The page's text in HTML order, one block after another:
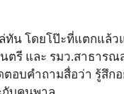
ทัน โดยโป๊ะที่แตกแล้
ตรี และ รมว.สาธาร
อบคำถามสื่อว่า รู้สึก